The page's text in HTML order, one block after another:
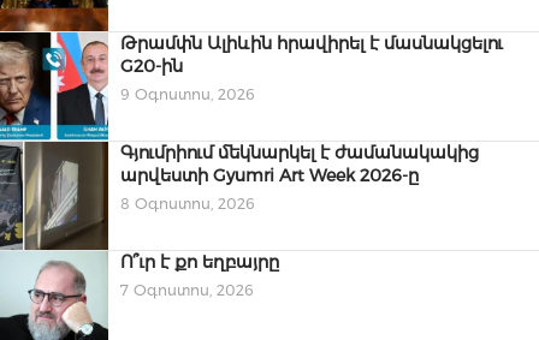
Թրամփն Ալիևին հրավիրել է մասնակցելու
G20-ին
9 Օգոստոս, 2026
Գյումրիում մեկնարկել է ժամանակակից
արվեստի Gyumri Art Week 2026-ը
8 Օգոստոս, 2026
Ո՞ւր է քո եղբայրը
7 Օգոստոս, 2026